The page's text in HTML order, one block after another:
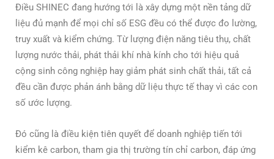
Điều SHINEC đang hướng tới là xây dựng một nền tảng dữ
liệu đủ mạnh để mọi chỉ số ESG đều có thể được đo lường,
truy xuất và kiểm chứng. Từ lượng điện năng tiêu thụ, chất
lượng nước thải, phát thải khí nhà kính cho tới hiệu quả
cộng sinh công nghiệp hay giảm phát sinh chất thải, tất cả
đều cần được phản ánh bằng dữ liệu thực tế thay vì các con
số ước lượng.
Đó cũng là điều kiện tiên quyết để doanh nghiệp tiến tới
kiểm kê carbon, tham gia thị trường tín chỉ carbon, đáp ứng